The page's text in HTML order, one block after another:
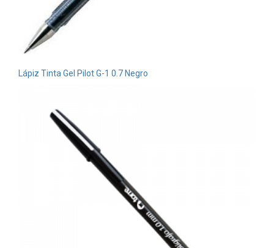
Lápiz Tinta Gel Pilot G-1 0.7 Negro